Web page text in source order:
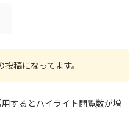
稿になってます。
するとハイライト閲覧数が増